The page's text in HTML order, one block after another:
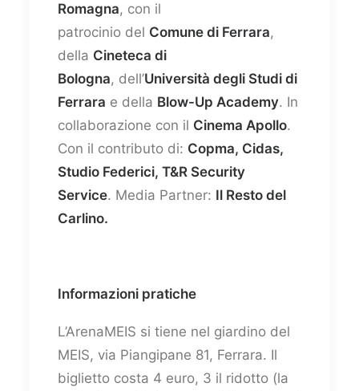
Romagna, con il
patrocinio del Comune di Ferrara,
della Cineteca di
Bologna, dell’Università degli Studi di
Ferrara e della Blow-Up Academy. In
collaborazione con il Cinema Apollo.
Con il contributo di: Copma, Cidas,
Studio Federici, T&R Security
Service. Media Partner: Il Resto del
Carlino.
Informazioni pratiche
L’ArenaMEIS si tiene nel giardino del
MEIS, via Piangipane 81, Ferrara. Il
biglietto costa 4 euro, 3 il ridotto (la